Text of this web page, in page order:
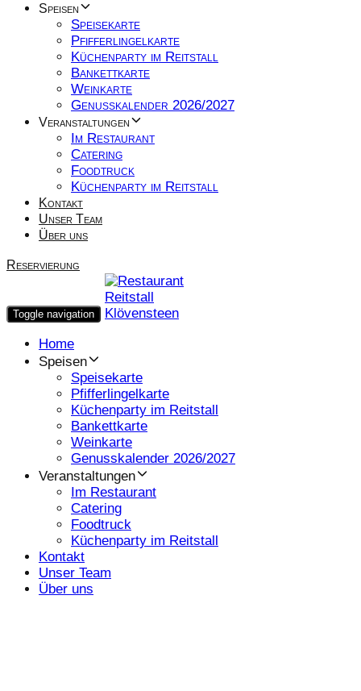
Speisen
Speisekarte
Pfifferlingelkarte
Küchenparty im Reitstall
Bankettkarte
Weinkarte
Genusskalender 2026/2027
Veranstaltungen
Im Restaurant
Catering
Foodtruck
Küchenparty im Reitstall
Kontakt
Unser Team
Über uns
Reservierung
Toggle navigation
Home
Speisen
Speisekarte
Pfifferlingelkarte
Küchenparty im Reitstall
Bankettkarte
Weinkarte
Genusskalender 2026/2027
Veranstaltungen
Im Restaurant
Catering
Foodtruck
Küchenparty im Reitstall
Kontakt
Unser Team
Über uns